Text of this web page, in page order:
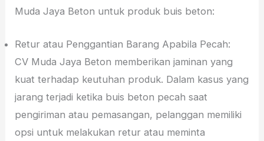
Muda Jaya Beton untuk produk buis beton:
Retur atau Penggantian Barang Apabila Pecah:
CV Muda Jaya Beton memberikan jaminan yang
kuat terhadap keutuhan produk. Dalam kasus yang
jarang terjadi ketika buis beton pecah saat
pengiriman atau pemasangan, pelanggan memiliki
opsi untuk melakukan retur atau meminta